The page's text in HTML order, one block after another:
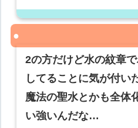
2の方だけど水の紋章
してることに気が付い
魔法の聖水とかも全体
い強いんだな…